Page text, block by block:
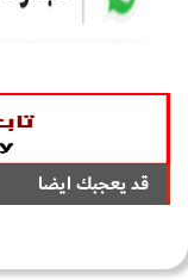
قد يعجبك ايضا